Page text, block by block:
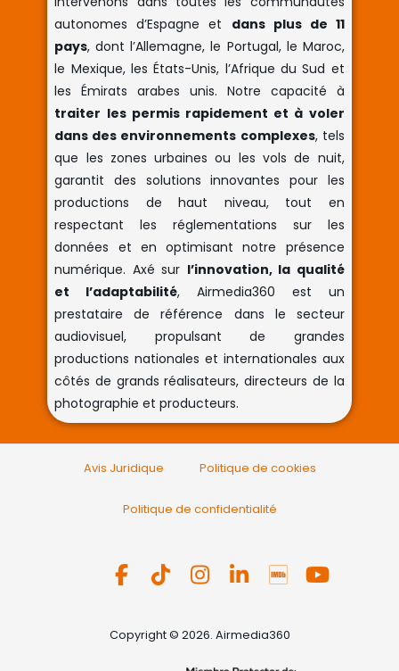
autonomes d’Espagne et dans plus de 11
pays, dont l’Allemagne, le Portugal, le Maroc,
le Mexique, les États-Unis, l’Afrique du Sud et
les Émirats arabes unis. Notre capacité à
traiter les permis rapidement et à voler
dans des environnements complexes, tels
que les zones urbaines ou les vols de nuit,
garantit des solutions innovantes pour les
productions de haut niveau, tout en
respectant les réglementations sur les
données et en optimisant notre présence
numérique. Axé sur l’innovation, la qualité
et l’adaptabilité, Airmedia360 est un
prestataire de référence dans le secteur
audiovisuel, propulsant de grandes
productions nationales et internationales aux
côtés de grands réalisateurs, directeurs de la
photographie et producteurs.
Avis Juridique Politique de cookies
Politique de confidentialité
Copyright © 2026. Airmedia360